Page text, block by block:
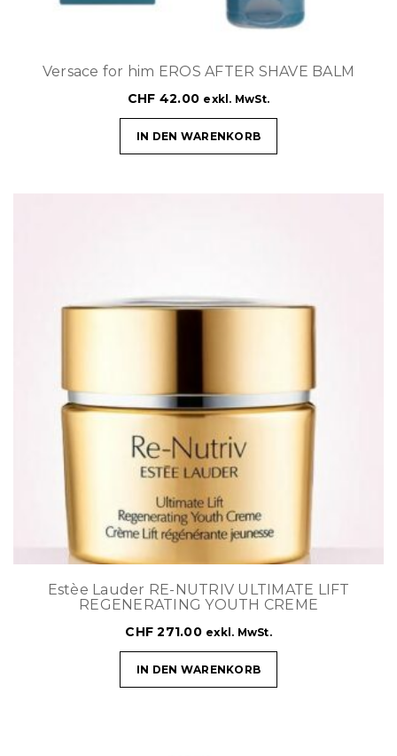
Versace for him EROS AFTER SHAVE BALM
CHF 42.00 exkl. MwSt.
IN DEN WARENKORB
Estèe Lauder RE-NUTRIV ULTIMATE LIFT
REGENERATING YOUTH CREME
CHF 271.00 exkl. MwSt.
IN DEN WARENKORB